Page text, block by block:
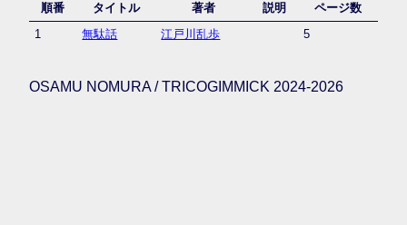
順番
タイトル 著者 説明
ページ数
1
無駄話 江戸川乱歩 5
OSAMU NOMURA / TRICOGIMMICK 2024-2026